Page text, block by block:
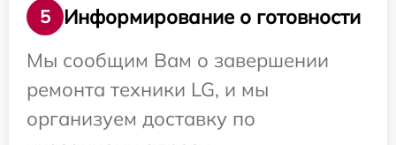
5
Информирование о готовности
Мы сообщим Вам о завершении
ремонта техники LG, и мы
организуем доставку по